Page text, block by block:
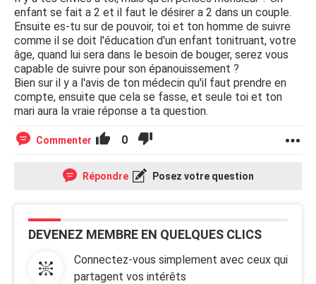
donner la vie, c'est le plus beau cadeau du monde que l'on
peut offrir à quelqu'un qui grandit dans mon ventre. Mais
pour l'instant, je ne suis pas encore enceinte que je sache.
Quand pensez-vous ? J'aimerais avoir votre opinion sur ce
sujet. Merci de rester correct svp.
Merci d'avance, bisous.
enfant se fait a 2 et il faut le désirer a 2 dans un couple.
Ensuite es-tu sur de pouvoir, toi et ton homme de suivre
comme il se doit l'éducation d'un enfant tonitruant, votre
âge, quand lui sera dans le besoin de bouger, serez vous
capable de suivre pour son épanouissement ?
Bien sur il y a l'avis de ton médecin qu'il faut prendre en
compte, ensuite que cela se fasse, et seule toi et ton
mari aura la vraie réponse a ta question.
Commenter 0
Répondre Posez votre question
DEVENEZ MEMBRE EN QUELQUES CLICS
Connectez-vous simplement avec ceux qui
partagent vos intérêts